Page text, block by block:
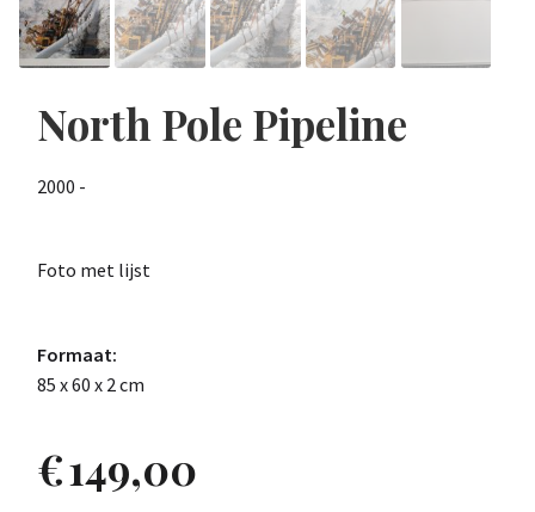
North Pole Pipeline
2000 -
Foto met lijst
Formaat:
85 x 60 x 2 cm
€149,00